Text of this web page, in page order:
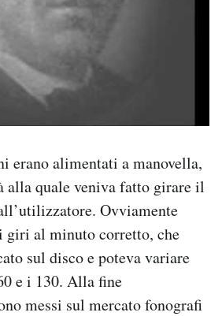
erano alimentati a manovella,
alla quale veniva fatto girare il
Ovviamente
giri al minuto corretto, che
sul disco e poteva variare
e i 130. Alla fine
messi sul mercato fonografi